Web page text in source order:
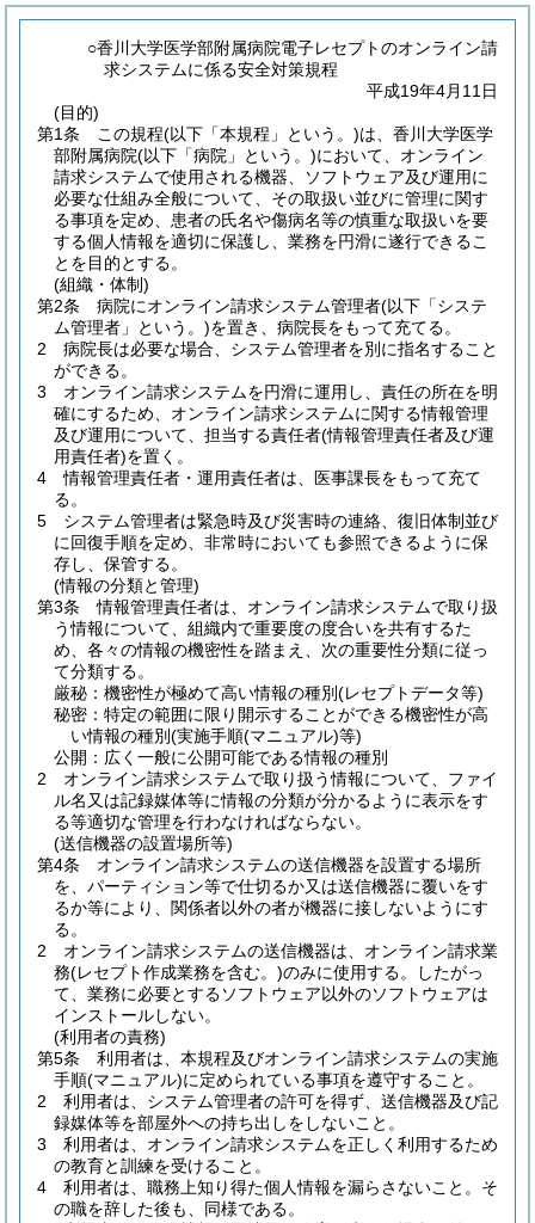
○香川大学医学部附属病院電子レセプトのオンライン請
求システムに係る安全対策規程
平成19年4月11日
(目的)
第1条
この規程(以下「本規程」という。)は、香川大学医学
部附属病院(以下「病院」という。)において、オンライン
請求システムで使用される機器、ソフトウェア及び運用に
必要な仕組み全般について、その取扱い並びに管理に関す
る事項を定め、患者の氏名や傷病名等の慎重な取扱いを要
する個人情報を適切に保護し、業務を円滑に遂行できるこ
とを目的とする。
(組織・体制)
第2条
病院にオンライン請求システム管理者(以下「システ
ム管理者」という。)を置き、病院長をもって充てる。
2
病院長は必要な場合、システム管理者を別に指名すること
ができる。
3
オンライン請求システムを円滑に運用し、責任の所在を明
確にするため、オンライン請求システムに関する情報管理
及び運用について、担当する責任者(情報管理責任者及び運
用責任者)を置く。
4
情報管理責任者・運用責任者は、医事課長をもって充て
る。
5
システム管理者は緊急時及び災害時の連絡、復旧体制並び
に回復手順を定め、非常時においても参照できるように保
存し、保管する。
(情報の分類と管理)
第3条
情報管理責任者は、オンライン請求システムで取り扱
う情報について、組織内で重要度の度合いを共有するた
め、各々の情報の機密性を踏まえ、次の重要性分類に従っ
て分類する。
厳秘：機密性が極めて高い情報の種別(レセプトデータ等)
秘密：特定の範囲に限り開示することができる機密性が高
い情報の種別(実施手順(マニュアル)等)
公開：広く一般に公開可能である情報の種別
2
オンライン請求システムで取り扱う情報について、ファイ
ル名又は記録媒体等に情報の分類が分かるように表示をす
る等適切な管理を行わなければならない。
(送信機器の設置場所等)
第4条
オンライン請求システムの送信機器を設置する場所
を、パーティション等で仕切るか又は送信機器に覆いをす
るか等により、関係者以外の者が機器に接しないようにす
る。
2
オンライン請求システムの送信機器は、オンライン請求業
務(レセプト作成業務を含む。)のみに使用する。
したがっ
て、業務に必要とするソフトウェア以外のソフトウェアは
インストールしない。
(利用者の責務)
第5条
利用者は、本規程及びオンライン請求システムの実施
手順(マニュアル)に定められている事項を遵守すること。
2
利用者は、システム管理者の許可を得ず、送信機器及び記
録媒体等を部屋外への持ち出しをしないこと。
3
利用者は、オンライン請求システムを正しく利用するため
の教育と訓練を受けること。
4
利用者は、職務上知り得た個人情報を漏らさないこと。 そ
の職を辞した後も、同様である。